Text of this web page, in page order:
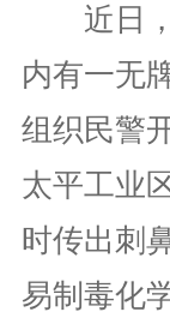
近日，
内有一无
组织民警
太平工业
时传出刺
易制毒化